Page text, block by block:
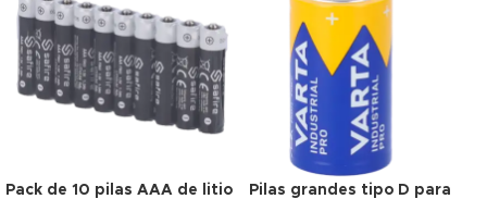
Pack de 10 pilas AAA de litio
Pilas grandes tipo D para